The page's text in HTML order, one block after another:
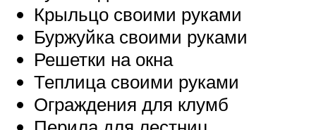
Крыльцо своими руками
Буржуйка своими руками
Решетки на окна
Теплица своими руками
Ограждения для клумб